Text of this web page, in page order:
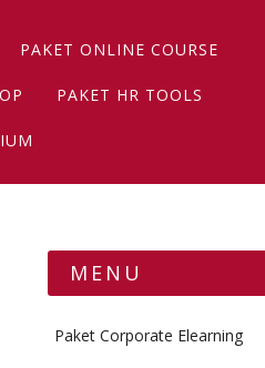
PAKET ONLINE COURSE
PAKET HR TOOLS
MENU
Paket Corporate Elearning